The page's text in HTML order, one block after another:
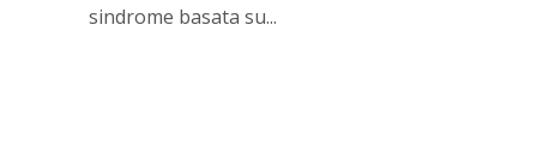
sindrome basata su...